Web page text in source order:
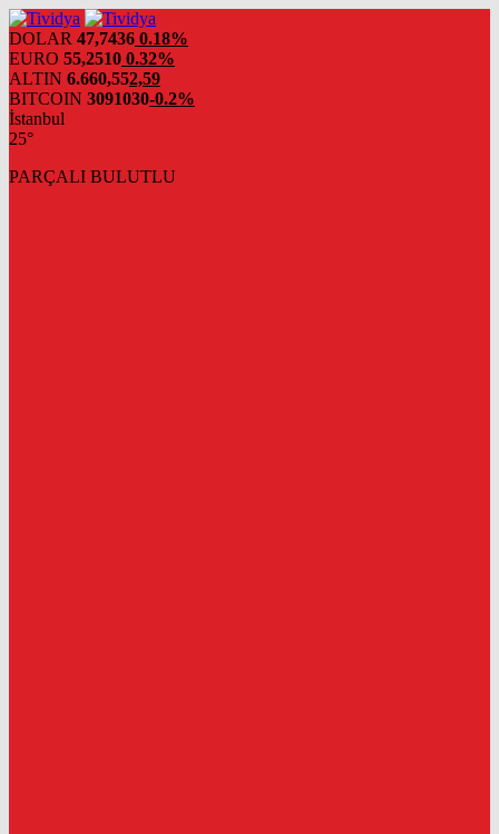
evden
eve
nakliyat
DOLAR 47,7436 0.18%
EURO 55,2510 0.32%
ALTIN 6.660,552,59
BITCOIN 3091030-0.2%
İstanbul
25°
PARÇALI BULUTLU